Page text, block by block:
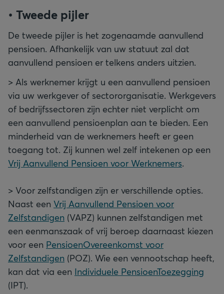
• Tweede pijler
De tweede pijler is het zogenaamde aanvullend
pensioen. Afhankelijk van uw statuut zal dat
aanvullend pensioen er telkens anders uitzien.
> Als werknemer krijgt u een aanvullend pensioen
via uw werkgever of sectororganisatie. Werkgevers
of bedrijfssectoren zijn echter niet verplicht om
een aanvullend pensioenplan aan te bieden. Een
minderheid van de werknemers heeft er geen
toegang tot. Zij kunnen wel zelf intekenen op een
Vrij Aanvullend Pensioen voor Werknemers.
> Voor zelfstandigen zijn er verschillende opties.
Naast een Vrij Aanvullend Pensioen voor
Zelfstandigen (VAPZ) kunnen zelfstandigen met
een eenmanszaak of vrij beroep daarnaast kiezen
voor een PensioenOvereenkomst voor
Zelfstandigen (POZ). Wie een vennootschap heeft,
kan dat via een Individuele PensioenToezegging
(IPT).